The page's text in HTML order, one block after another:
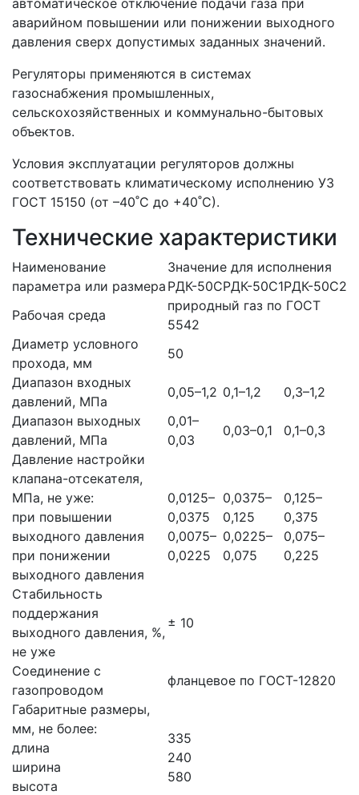
аварийном повышении или понижении выходного
давления сверх допустимых заданных значений.
Регуляторы применяются в системах
газоснабжения промышленных,
сельскохозяйственных и коммунально-бытовых
объектов.
Условия эксплуатации регуляторов должны
соответствовать климатическому исполнению УЗ
ГОСТ 15150 (от –40˚С до +40˚С).
Технические характеристики
Наименование
параметра или размера
Значение для исполнения
РДК-50СРДК-50С1РДК-50С2
Рабочая среда
природный газ по ГОСТ
5542
Диаметр условного
прохода, мм
50
Диапазон входных
давлений, МПа
0,05–1,2 0,1–1,2
0,3–1,2
Диапазон выходных
давлений, МПа
0,01–
0,03
0,03–0,1
0,1–0,3
Давление настройки
клапана-отсекателя,
МПа, не уже:
при повышении
выходного давления
при понижении
выходного давления
0,0125–
0,0375
0,0075–
0,0225
0,0375–
0,125
0,0225–
0,075
0,125–
0,375
0,075–
0,225
Стабильность
поддержания
выходного давления, %,
не уже
± 10
Соединение с
газопроводом
фланцевое по ГОСТ-12820
Габаритные размеры,
мм, не более:
длина
ширина
высота
335
240
580